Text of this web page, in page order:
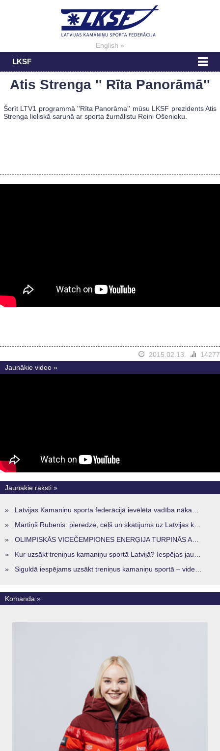
English »
LKSF
Atis Strenga '' Rīta Panorāmā''
Šorīt LTV1 programmā ''Rīta Panorāma'' mūsu LKSF prezidents Atis
Strenga lieliskā sarunā ar sporta žurnālistu Reini Ošenieku.
2015.02.13.
14277
Jaunākie video »
Jaunākie raksti »
» Latvijas Kamaniņu sporta federācijā ievēlēta vadība nākamajam četru gadu termiņam
» Mārtiņš Rubenis: pieredze, ceļš un skatījums uz Latvijas kamaniņu sportu
» OLIMPISKĀS VICEČEMPIONES ENERĢIJA TURPINĀS ARĪ STARPSEZONĀ
» Kur uzsākt treniņus kamaniņu sportā Latvijā? Iespējas jaunajiem sportistiem visos reģionos
» Siguldā iespējams uzsākt treniņus kamaniņu sportā – vide, kur veidojas nākamā sportistu paaudze
Komanda »